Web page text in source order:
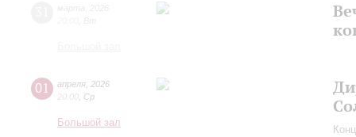
01 апреля 2026
20:00 Ср
Большой зал